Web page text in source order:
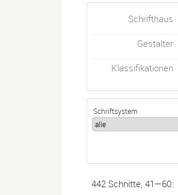
Schrifthaus
Gestalter
Klassifikationen
Schriftsystem
442 Schnitte, 41—60: